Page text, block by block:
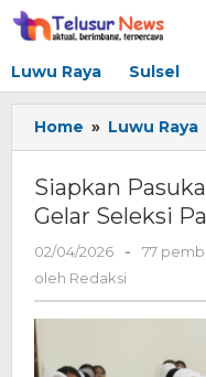
Lewati
ke
Luwu Raya Sulsel
Home » Luwu Raya
Siapkan
Gelar Seleksi
02/04/2026
oleh
Redaksi
-
77
oleh Redaksi